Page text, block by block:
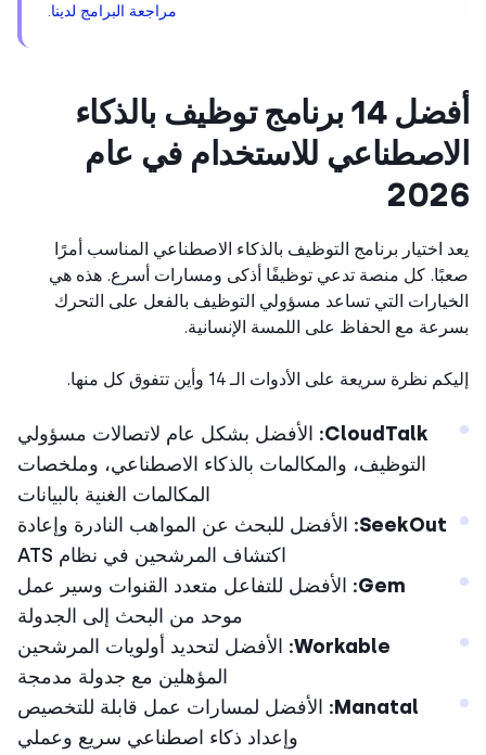
مراجعة البرامج لدينا.
أفضل 14 برنامج توظيف بالذكاء
للاستخدام في عام
اختيار برنامج التوظيف بالذكاء الاصطناعي المناسب أمرًا
كل منصة تدعي توظيفًا أذكى ومسارات أسرع. هذه هي
التي تساعد مسؤولي التوظيف بالفعل على التحرك
مع الحفاظ على اللمسة الإنسانية.
نظرة سريعة على الأدوات الـ 14 وأين تتفوق كل منها.
CloudTalk: الأفضل بشكل عام لاتصالات مسؤولي
التوظيف، والمكالمات بالذكاء الاصطناعي، وملخصات
المكالمات الغنية بالبيانات
SeekOut: الأفضل للبحث عن المواهب النادرة وإعادة
اكتشاف المرشحين في نظام ATS
Gem: الأفضل للتفاعل متعدد القنوات وسير عمل
موحد من البحث إلى الجدولة
Workable: الأفضل لتحديد أولويات المرشحين
المؤهلين مع جدولة مدمجة
Manatal: الأفضل لمسارات عمل قابلة للتخصيص
وإعداد ذكاء اصطناعي سريع وعملي